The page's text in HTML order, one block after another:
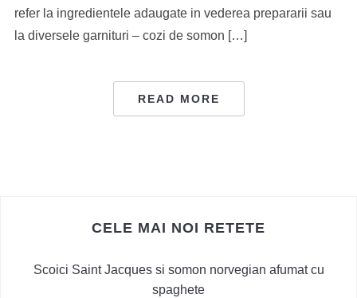
refer la ingredientele adaugate in vederea prepararii sau
la diversele garnituri – cozi de somon […]
READ MORE
CELE MAI NOI RETETE
Scoici Saint Jacques si somon norvegian afumat cu
spaghete